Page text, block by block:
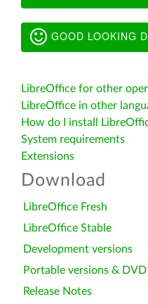
GOOD LOOKING
LibreOffice for other
LibreOffice in other
How do I install
System requirements
Extensions
Download
LibreOffice Fresh
LibreOffice Stable
Development versions
Portable versions & DVD
Release Notes